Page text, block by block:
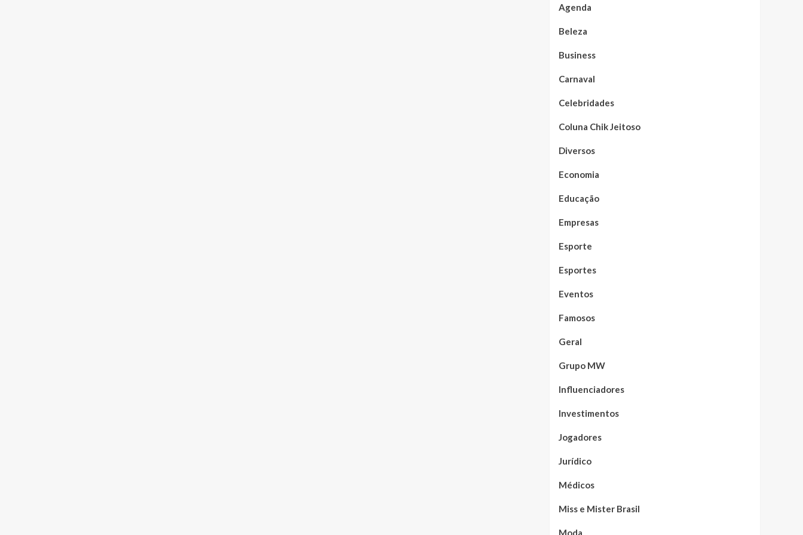
Agenda
Beleza
Business
Carnaval
Celebridades
Coluna Chik Jeitoso
Diversos
Economia
Educação
Empresas
Esporte
Esportes
Eventos
Famosos
Geral
Grupo MW
Influenciadores
Investimentos
Jogadores
Jurídico
Médicos
Miss e Mister Brasil
Moda